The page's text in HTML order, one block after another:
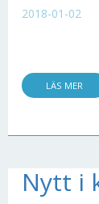
2018-01-02
LÄS MER
Nytt i